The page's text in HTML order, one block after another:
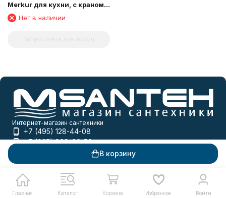
В корзину
Merkur для кухни, с краном
для питьевой воды, серебро
Нет в наличии
Главная Каталог Корзина Избранное Войти
Интернет-магазин сантехники
+7 (495) 128-44-08
+7 (925) 999-66-50
Мы в соцсетях